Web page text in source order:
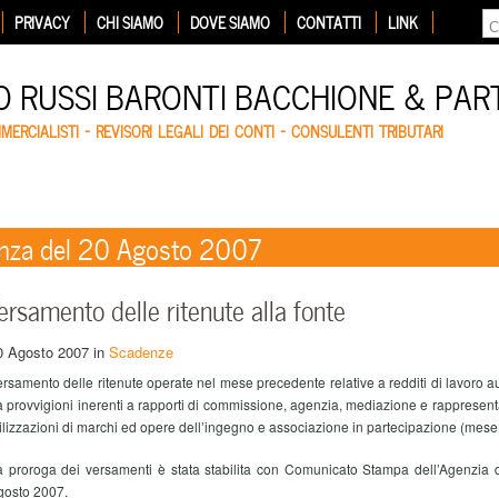
PRIVACY CHI SIAMO DOVE SIAMO CONTATTI LINK
RUSSI BARONTI BACCHIONE &
– REVISORI LEGALI DEI CONTI – CONSULENTI TRIBUTARI
del 20 Agosto 2007
delle ritenute alla fonte
Agosto 2007 in Scadenze
delle ritenute operate nel mese precedente relative a redditi di lavoro
provvigioni inerenti a rapporti di commissione, agenzia, mediazione e
di marchi ed opere dell’ingegno e associazione in partecipazione
proroga dei versamenti è stata stabilita con Comunicato Stampa dell’Agenzia
2007.